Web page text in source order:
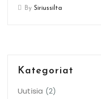
By Siriussilta
Kategoriat
Uutisia (2)